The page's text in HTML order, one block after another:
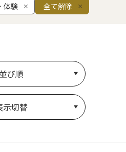
体験 全て解除
並び順
示切替